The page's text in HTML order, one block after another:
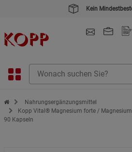
Kein
Zur Startseite des Kopp Verlag Online-Shop
Nahrungsergänzungsmittel
Kopp Vital® Magnesium forte /
90 Kapseln